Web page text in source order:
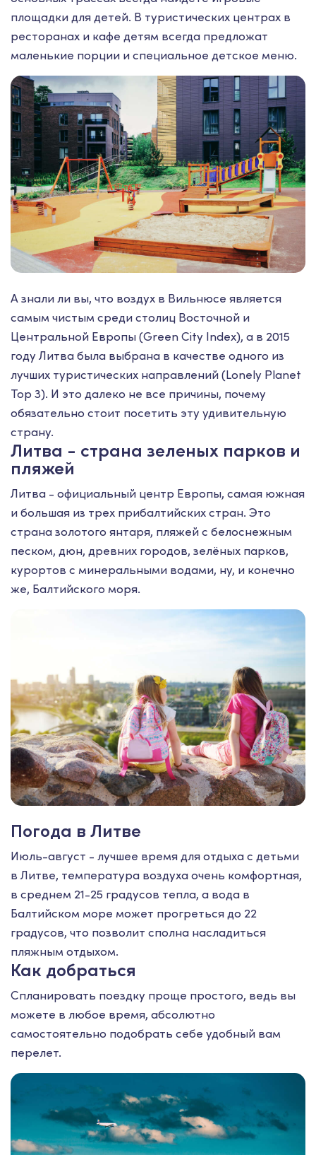
площадки для детей. В туристических центрах в
ресторанах и кафе детям всегда предложат
маленькие порции и специальное детское меню.
А знали ли вы, что воздух в Вильнюсе является
самым чистым среди столиц Восточной и
Центральной Европы (Green City Index), а в 2015
году Литва была выбрана в качестве одного из
лучших туристических направлений (Lonely Planet
Top 3). И это далеко не все причины, почему
обязательно стоит посетить эту удивительную
страну.
Литва - страна зеленых парков и
пляжей
Литва - официальный центр Европы, самая южная
и большая из трех прибалтийских стран. Это
страна золотого янтаря, пляжей с белоснежным
песком, дюн, древних городов, зелёных парков,
курортов с минеральными водами, ну, и конечно
же, Балтийского моря.
Погода в Литве
Июль-август - лучшее время для отдыха с детьми
в Литве, температура воздуха очень комфортная,
в среднем 21-25 градусов тепла, а вода в
Балтийском море может прогреться до 22
градусов, что позволит сполна насладиться
пляжным отдыхом.
Как добраться
Спланировать поездку проще простого, ведь вы
можете в любое время, абсолютно
самостоятельно подобрать себе удобный вам
перелет.